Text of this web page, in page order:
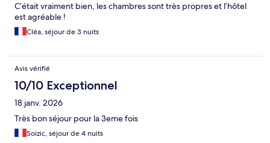
C’était vraiment bien, les chambres sont très propres et l’hôtel
est agréable !
Cléa, séjour de 3 nuits
Avis vérifié
10/10 Exceptionnel
18 janv. 2026
Très bon séjour pour la 3eme fois
Soizic, séjour de 4 nuits